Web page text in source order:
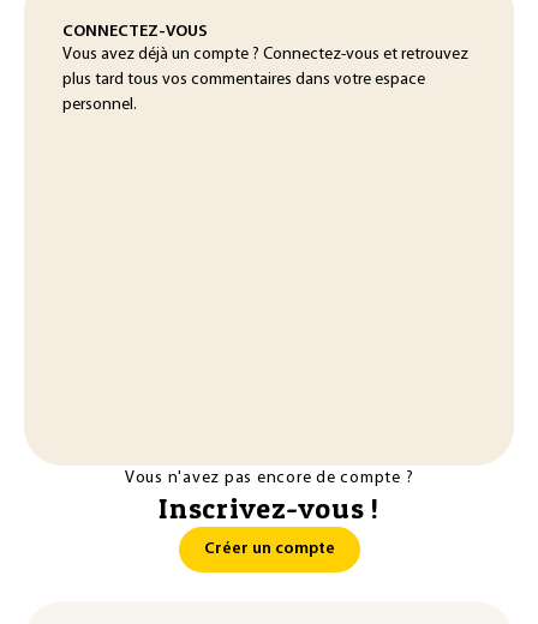
CONNECTEZ-VOUS
Vous avez déjà un compte ? Connectez-vous et retrouvez
plus tard tous vos commentaires dans votre espace
personnel.
Vous n'avez pas encore de compte ?
Inscrivez-vous !
Créer un compte